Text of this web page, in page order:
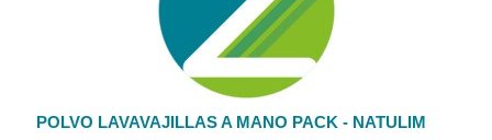
POLVO LAVAVAJILLAS A MANO PACK - NATULIM